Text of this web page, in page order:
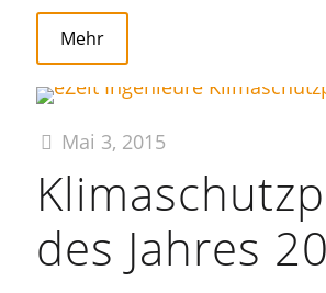
Mehr
Mai 3, 2015
des Jahres